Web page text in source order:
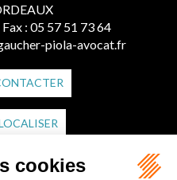
Fax : 05 57 51 73 64
piola-avocat.fr